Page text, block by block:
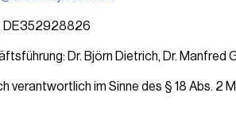
DE352928826
Dr. Björn Dietrich, Dr. Manfred
verantwortlich im Sinne des § 18 Abs. 2